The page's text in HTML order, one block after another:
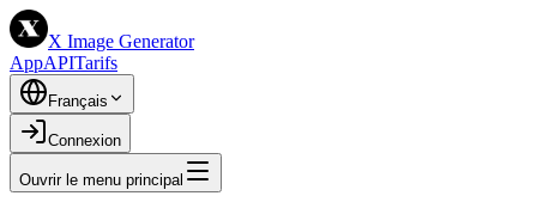
X Image Generator
AppAPITarifs
Français
Connexion
Ouvrir le menu principal